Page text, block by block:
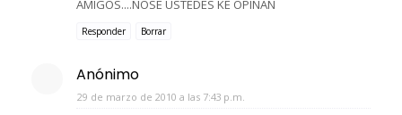
AMIGOS....NOSE USTEDES KE OPINAN
Responder Borrar
Anónimo
29 de marzo de 2010 a las 7:43 p.m.